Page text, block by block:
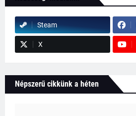
Steam
X
Népszerű cikkünk a héten